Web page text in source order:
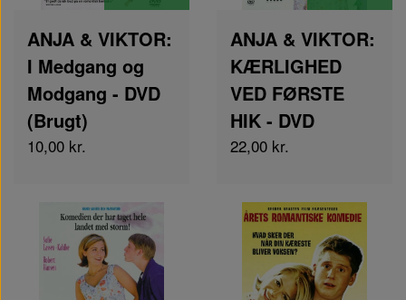
ANJA & VIKTOR:
I Medgang og
Modgang - DVD
(Brugt)
10,00 kr.
ANJA & VIKTOR:
KÆRLIGHED
VED FØRSTE
HIK - DVD
22,00 kr.